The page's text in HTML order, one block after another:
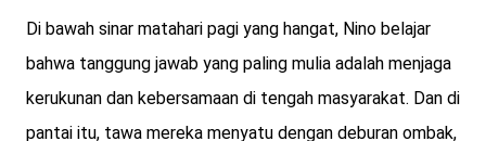
Di bawah sinar matahari pagi yang hangat, Nino belajar
bahwa tanggung jawab yang paling mulia adalah menjaga
kerukunan dan kebersamaan di tengah masyarakat. Dan di
pantai itu, tawa mereka menyatu dengan deburan ombak,